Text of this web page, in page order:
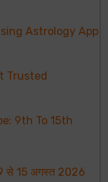
Astrology App
Trusted
9th To 15th
9 से 15 अगस्त 2026